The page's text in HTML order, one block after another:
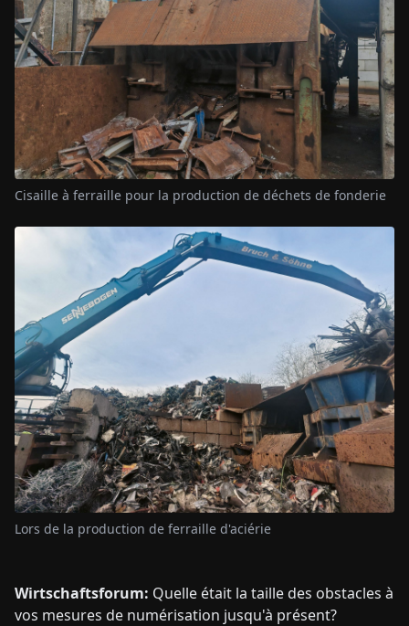
Cisaille à ferraille pour la production de déchets de fonderie
Lors de la production de ferraille d'aciérie
Wirtschaftsforum: Quelle était la taille des obstacles à
vos mesures de numérisation jusqu'à présent?